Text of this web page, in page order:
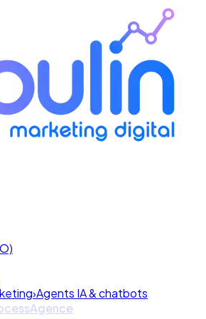
›Agents IA & chatbots
Agence